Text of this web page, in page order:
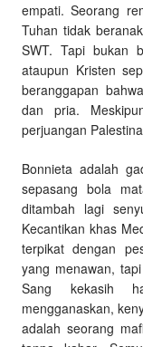
empati. Seorang
Tuhan tidak
SWT. Tapi bukan
ataupun Kristen
beranggapan
dan pria.
perjuangan
Bonnieta adalah
sepasang bola
ditambah lagi
Kecantikan khas
terpikat dengan
yang menawan,
Sang kekasih
mengganaskan,
adalah seorang